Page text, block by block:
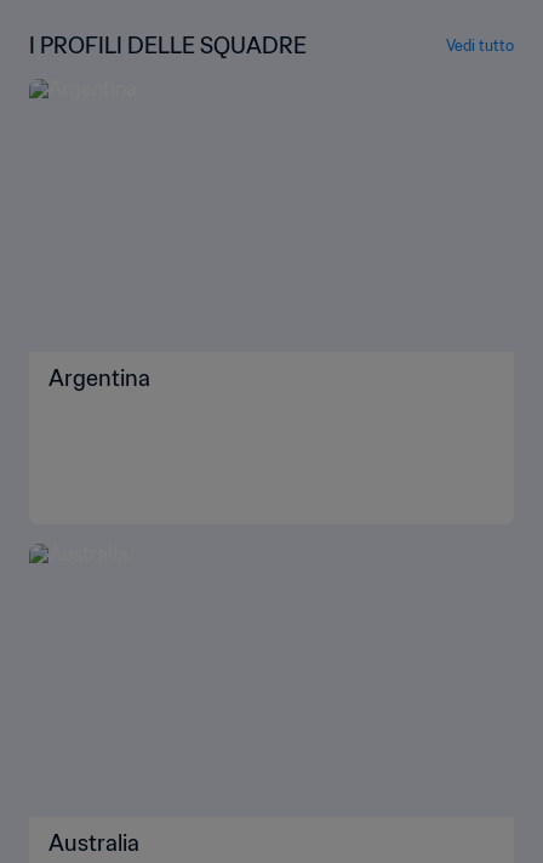
I PROFILI DELLE SQUADRE Vedi tutto
Argentina
Australia